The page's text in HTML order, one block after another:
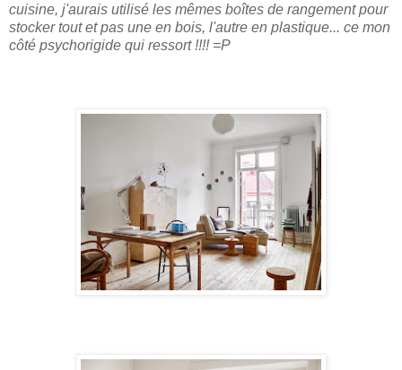
cuisine, j'aurais utilisé les mêmes boîtes de rangement pour
stocker tout et pas une en bois, l'autre en plastique... ce mon
côté psychorigide qui ressort !!!! =P